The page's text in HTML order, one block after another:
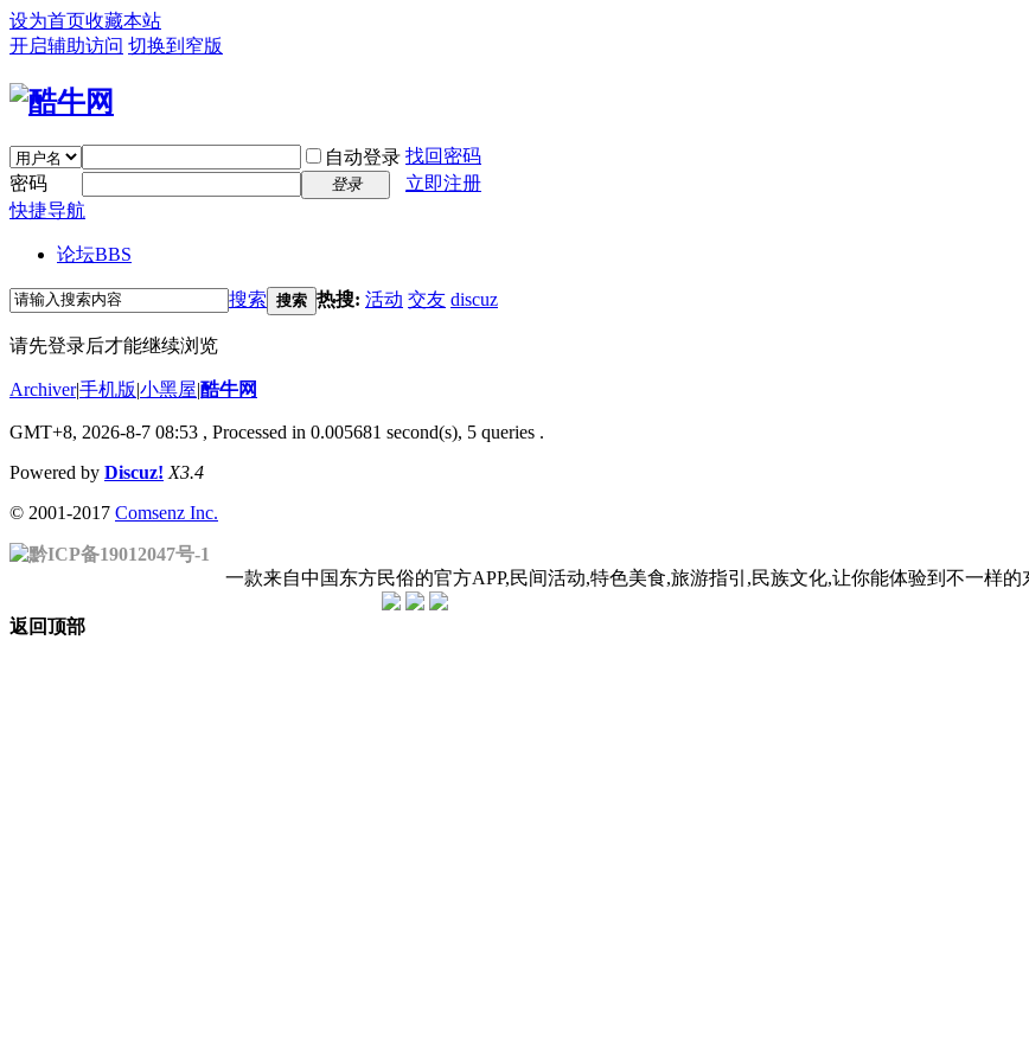
设为首页收藏本站
开启辅助访问 切换到窄版
自动登录 找回密码
密码
登录
立即注册
快捷导航
论坛BBS
搜索 搜索 热搜: 活动 交友 discuz
请先登录后才能继续浏览
Archiver|手机版|小黑屋|酷牛网
GMT+8, 2026-8-7 08:53 , Processed in 0.005681 second(s), 5 queries .
Powered by Discuz! X3.4
© 2001-2017 Comsenz Inc.
黔ICP备19012047号-1
一款来自中国东方民俗的官方APP,民间活动,特色美食,旅游指引,民族文化,让你能体验到不一样
返回顶部